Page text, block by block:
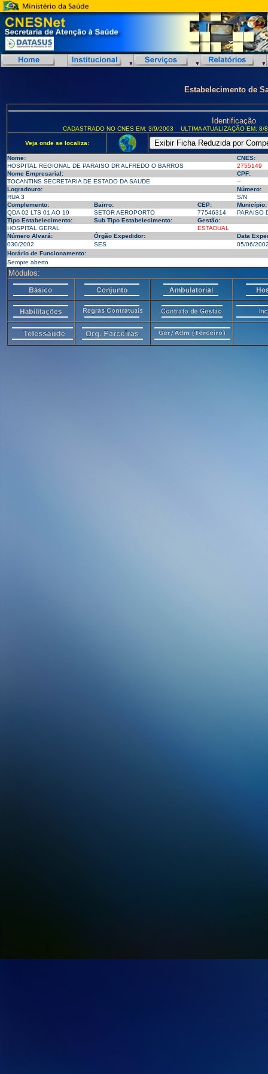
Estabelecimento de
Identificação
CADASTRADO NO CNES EM: 3/9/2003 ULTIMA ATUALIZAÇÃO EM:
Veja onde se localiza:
Nome:
CNES:
HOSPITAL REGIONAL DE PARAISO DR ALFREDO O BARROS
2755149
Nome Empresarial:
CPF:
TOCANTINS SECRETARIA DE ESTADO DA SAUDE
--
Logradouro:
Número:
RUA 3
S/N
Complemento:
Bairro: CEP:
Município:
QDA 02 LTS 01 AO 19
SETOR AEROPORTO 77546314
PARAISO
Tipo Estabelecimento:
Sub Tipo Estabelecimento:
Gestão:
HOSPITAL GERAL
ESTADUAL
Número Alvará:
Órgão Expedidor:
Data
030/2002
SES
05/06/
Horário de Funcionamento:
Sempre aberto
Módulos: